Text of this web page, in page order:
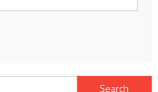
Search